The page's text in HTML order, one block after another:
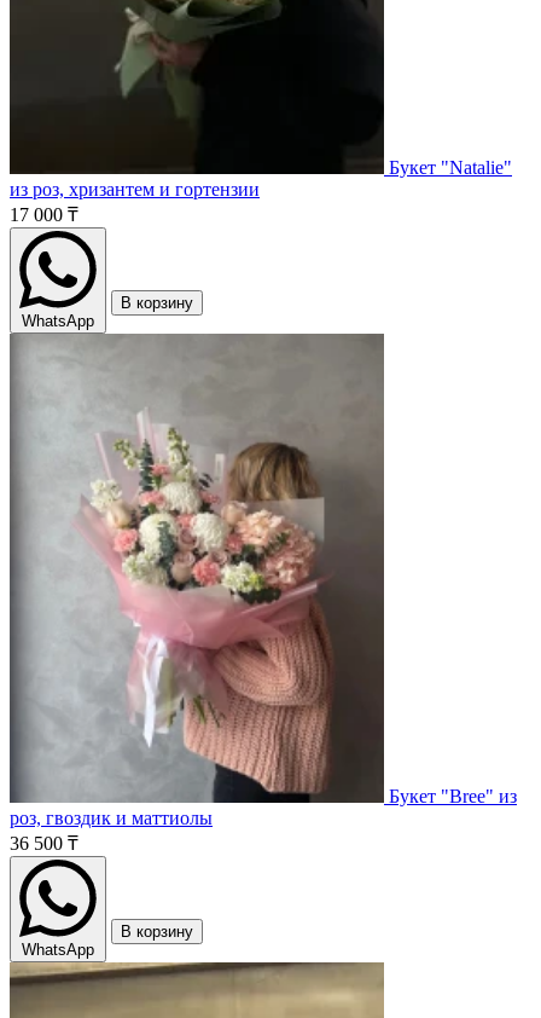
Букет "Natalie"
из роз, хризантем и гортензии
17 000 ₸
WhatsApp
В корзину
Букет "Bree" из
роз, гвоздик и маттиолы
36 500 ₸
WhatsApp
В корзину